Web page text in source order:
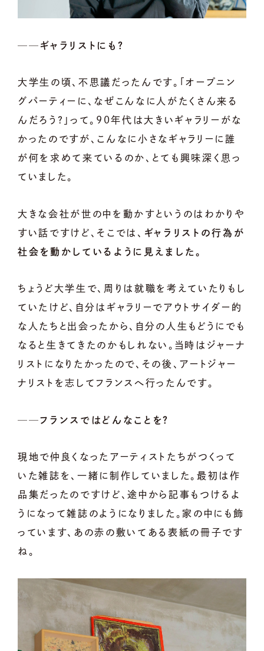
──ギャラリストにも？
大学生の頃、不思議だったんです。「オープニン
グパーティーに、なぜこんなに人がたくさん来る
んだろう？」って。90年代は大きいギャラリーがな
かったのですが、こんなに小さなギャラリーに誰
が何を求めて来ているのか、とても興味深く思っ
ていました。
大きな会社が世の中を動かすというのはわかりや
すい話ですけど、そこでは、
ギャラリストの行為が
社会を動かしているように見えました。
ちょうど大学生で、周りは就職を考えていたりもし
ていたけど、自分はギャラリーでアウトサイダー的
な人たちと出会ったから、自分の人生もどうにでも
なると生きてきたのかもしれない。当時はジャーナ
リストになりたかったので、その後、アートジャー
ナリストを志してフランスへ行ったんです。
──フランスではどんなことを？
現地で仲良くなったアーティストたちがつくって
いた雑誌を、一緒に制作していました。最初は作
品集だったのですけど、途中から記事もつけるよ
うになって雑誌のようになりました。家の中にも飾
っています、あの赤の敷いてある表紙の冊子です
ね。